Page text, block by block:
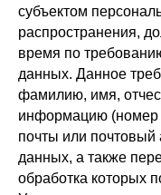
субъектом
распространения,
время по
данных. Данное
фамилию, имя,
информацию (номер
почты или почтовый
данных, а также
обработка которых